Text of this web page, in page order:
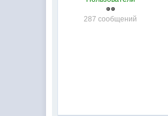
287 сообщений